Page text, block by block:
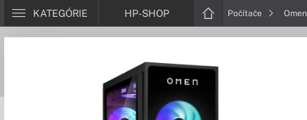
KATEGÓRIE HP-SHOP Počítače Omen